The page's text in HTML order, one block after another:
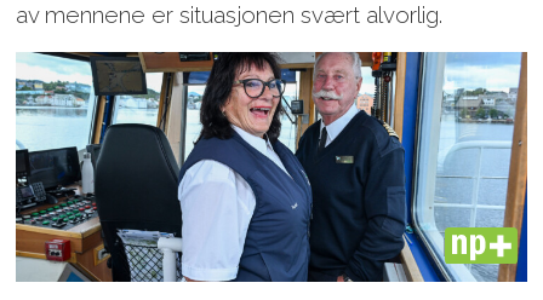
av mennene er situasjonen svært alvorlig.
PLUS